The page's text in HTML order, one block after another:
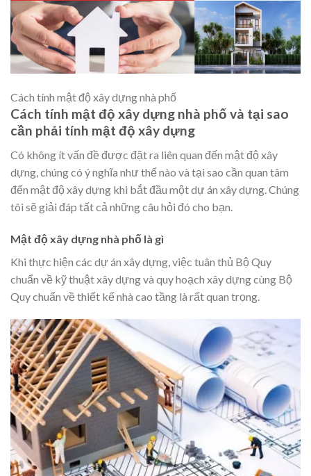
Cách tính mật độ xây dựng nhà phố
Cách tính mật độ xây dựng nhà phố và tại sao
cần phải tính mật độ xây dựng
Có không ít vấn đề được đặt ra liên quan đến mật độ xây
dựng, chúng có ý nghĩa như thế nào và tại sao cần quan tâm
đến mật độ xây dựng khi bắt đầu một dự án xây dựng. Chúng
tôi sẽ giải đáp tất cả những câu hỏi đó cho bạn.
Mật độ xây dựng nhà phố là gì
Khi thực hiện các dự án xây dựng, việc tuân thủ Bộ Quy
chuẩn về kỹ thuật xây dựng và quy hoạch xây dựng cùng Bộ
Quy chuẩn về thiết kế nhà cao tầng là rất quan trọng.